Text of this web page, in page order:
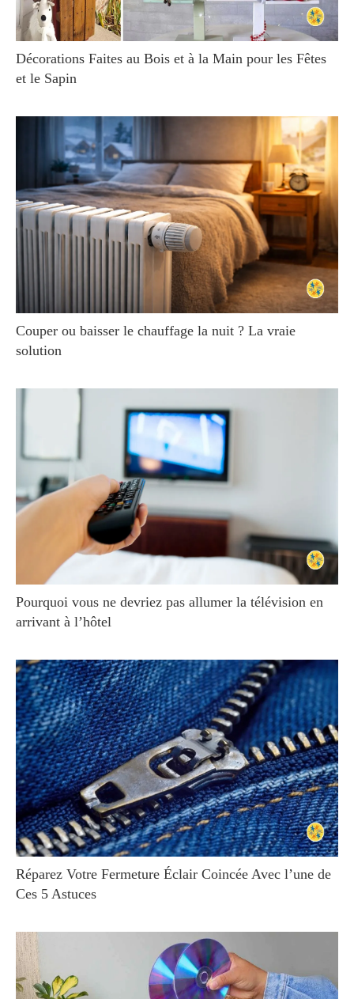
Décorations Faites au Bois et à la Main pour les Fêtes
et le Sapin
Couper ou baisser le chauffage la nuit ? La vraie
solution
Pourquoi vous ne devriez pas allumer la télévision en
arrivant à l’hôtel
Réparez Votre Fermeture Éclair Coincée Avec l’une de
Ces 5 Astuces